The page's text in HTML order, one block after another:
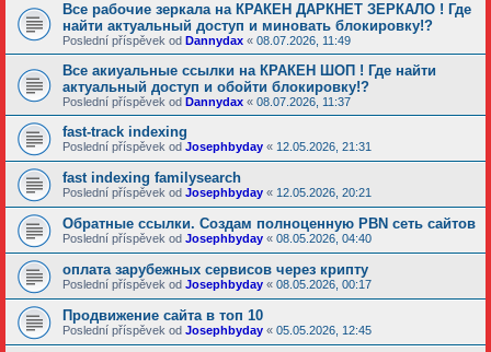
Все рабочие зеркала на КРАКЕН ДАРКНЕТ ЗЕРКАЛО ! Где
найти актуальный доступ и миновать блокировку!?
Poslední příspěvek od Dannydax « 08.07.2026, 11:49
Все акиуальные ссылки на КРАКЕН ШОП ! Где найти
актуальный доступ и обойти блокировку!?
Poslední příspěvek od Dannydax « 08.07.2026, 11:37
fast-track indexing
Poslední příspěvek od Josephbyday « 12.05.2026, 21:31
fast indexing familysearch
Poslední příspěvek od Josephbyday « 12.05.2026, 20:21
Обратные ссылки. Создам полноценную PBN сеть сайтов
Poslední příspěvek od Josephbyday « 08.05.2026, 04:40
оплата зарубежных сервисов через крипту
Poslední příspěvek od Josephbyday « 08.05.2026, 00:17
Продвижение сайта в топ 10
Poslední příspěvek od Josephbyday « 05.05.2026, 12:45